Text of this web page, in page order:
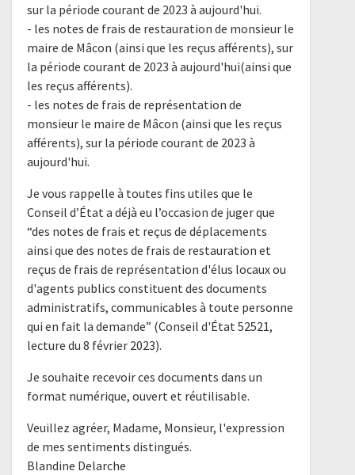
sur la période courant de 2023 à aujourd'hui.
- les notes de frais de restauration de monsieur le
maire de Mâcon (ainsi que les reçus afférents), sur
la période courant de 2023 à aujourd'hui(ainsi que
les reçus afférents).
- les notes de frais de représentation de
monsieur le maire de Mâcon (ainsi que les reçus
afférents), sur la période courant de 2023 à
aujourd'hui.
Je vous rappelle à toutes fins utiles que le
Conseil d’État a déjà eu l’occasion de juger que
“des notes de frais et reçus de déplacements
ainsi que des notes de frais de restauration et
reçus de frais de représentation d'élus locaux ou
d'agents publics constituent des documents
administratifs, communicables à toute personne
qui en fait la demande” (Conseil d'État 52521,
lecture du 8 février 2023).
Je souhaite recevoir ces documents dans un
format numérique, ouvert et réutilisable.
Veuillez agréer, Madame, Monsieur, l'expression
de mes sentiments distingués.
Blandine Delarche